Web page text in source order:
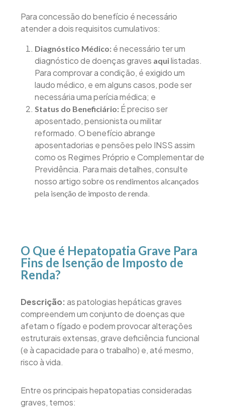
Para concessão do benefício é necessário
atender a dois requisitos cumulativos:
Diagnóstico Médico: é necessário ter um
diagnóstico de doenças graves aquilistadas.
Para comprovar a condição, é exigido um
laudo médico, e em alguns casos, pode ser
necessária uma perícia médica; e
Status do Beneficiário: É preciso ser
aposentado, pensionista ou militar
reformado. O benefício abrange
aposentadorias e pensões pelo INSS assim
como os Regimes Próprio e Complementar de
Previdência. Para mais detalhes, consulte
nosso artigo sobre os rendimentos alcançados
pela isenção de imposto de renda.
O Que é Hepatopatia Grave Para
Fins de Isenção de Imposto de
Renda?
Descrição:as patologias hepáticas graves
compreendem um conjunto de doenças que
afetam o fígado e podem provocar alterações
estruturais extensas, grave deficiência funcional
(e à capacidade para o trabalho) e, até mesmo,
risco à vida.
Entre os principais hepatopatias consideradas
graves, temos: